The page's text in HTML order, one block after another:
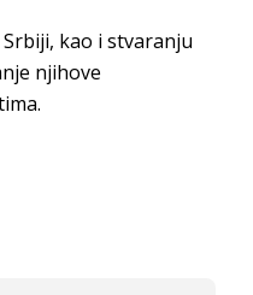
kao i stvaranju
njihove